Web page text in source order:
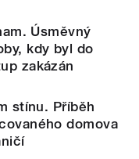
Úsměvný
kdy byl do
zakázán
stínu. Příběh
domova